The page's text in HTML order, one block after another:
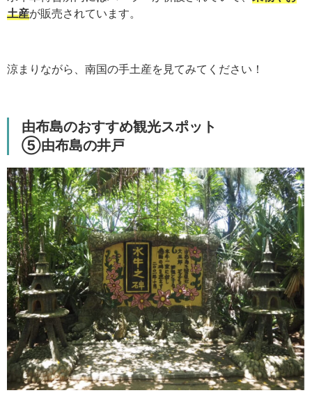
土産が販売されています。
涼まりながら、南国の手土産を見てみてください！
由布島のおすすめ観光スポット
⑤由布島の井戸